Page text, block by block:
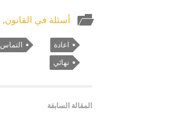
أسئلة في القانون,
اعادة التماس
نهائي
المقالة السابقة